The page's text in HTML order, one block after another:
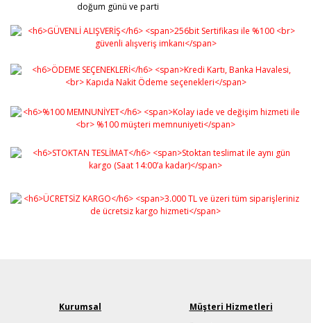
doğum günü ve parti
Kurumsal
Müşteri Hizmetleri